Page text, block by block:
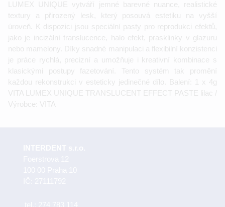
LUMEX UNIQUE vytváří jemné barevné nuance, realistické
textury a přirozený lesk, který posouvá estetiku na vyšší
úroveň. K dispozici jsou speciální pasty pro reprodukci efektů,
jako je incizální translucence, halo efekt, prasklinky v glazuru
nebo mamelony. Díky snadné manipulaci a flexibilní konzistenci
je práce rychlá, precizní a umožňuje i kreativní kombinace s
klasickými postupy fazetování. Tento systém tak promění
každou rekonstrukci v esteticky jedinečné dílo. Balení: 1 x 4g
VITA LUMEX UNIQUE TRANSLUCENT EFFECT PASTE lilac /
Výrobce: VITA